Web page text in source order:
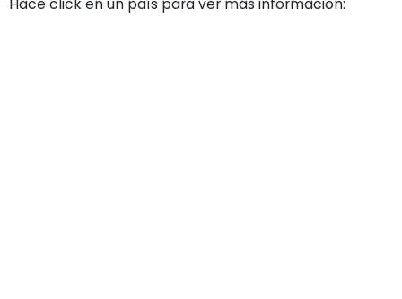
Hacé click en un país para ver más información: